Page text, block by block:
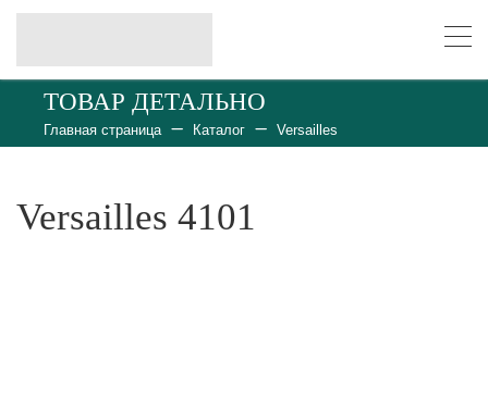
ТОВАР ДЕТАЛЬНО
Главная страница Каталог Versailles
Versailles 4101